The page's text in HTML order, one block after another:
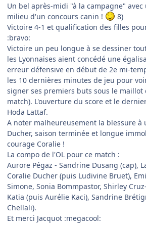
Un bel après-midi "à la campagne"
milieu d'un concours canin !
8)
Victoire 4-1 et qualification des filles
:bravo:
Victoire un peu longue à se dessiner
les Lyonnaises aient concédé une
erreur défensive en début de 2e mi-
les 10 dernières minutes de jeu pour
signer ses premiers buts sous le maillot
match). L'ouverture du score et le
Hoda Lattaf.
A noter malheureusement la blessure à
Ducher, saison terminée et longue
courage Coralie !
La compo de l'OL pour ce match :
Aurore Pégaz - Sandrine Dusang (cap),
Coralie Ducher (puis Ludivine Bruet),
Simone, Sonia Bommpastor, Shirley
Katia (puis Aurélie Kaci), Sandrine
Chellali).
Et merci Jacquot :megacool: